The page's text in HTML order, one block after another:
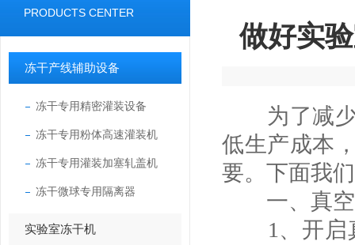
PRODUCTS CENTER
冻干产线辅助设备
冻干专用精密灌装设备
冻干专用粉体高速灌装机
冻干专用灌装加塞轧盖机
冻干微球专用隔离器
实验室冻干机
做好实
为了减
低生产成本
要。下面我
一、真空
1、开启真